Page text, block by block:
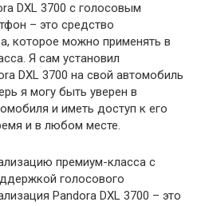
DXL 3700 с голосовым
– это средство
которое можно применять в
Я сам установил
DXL 3700 на свой автомобиль
я могу быть уверен в
и иметь доступ к его
и в любом месте.
премиум-класса с
голосового
Pandora DXL 3700 – это